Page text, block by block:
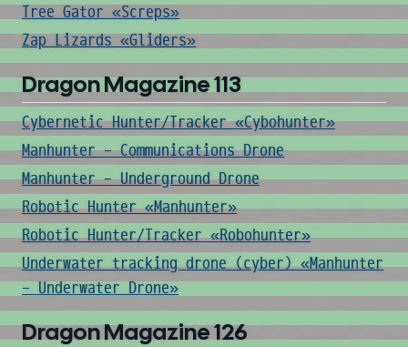
Tree Gator «Screps»
Zap Lizards «Gliders»
Dragon Magazine 113
Cybernetic Hunter/Tracker «Cybohunter»
Manhunter - Communications Drone
Manhunter - Underground Drone
Robotic Hunter «Manhunter»
Robotic Hunter/Tracker «Robohunter»
Underwater tracking drone (cyber) «Manhunter
- Underwater Drone»
Dragon Magazine 126